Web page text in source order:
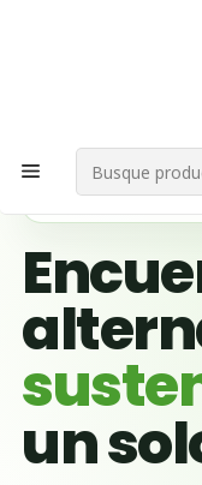
Bienvenid@s a
Ubicación
🌱 BUSCADOR
un